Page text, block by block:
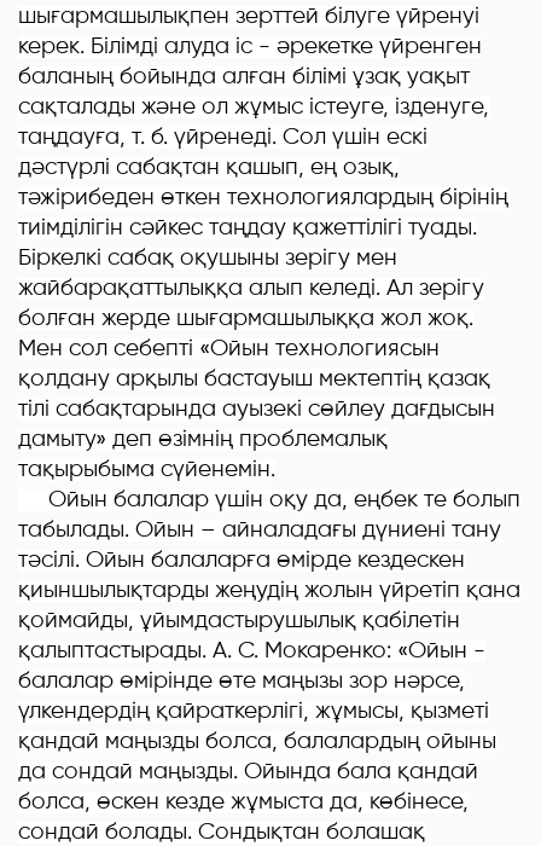
шығармашылықпен зерттей білуге үйренуі
керек. Білімді алуда іс - әрекетке үйренген
баланың бойында алған білімі ұзақ уақыт
сақталады және ол жұмыс істеуге, ізденуге,
таңдауға, т. б. үйренеді. Сол үшін ескі
дәстүрлі сабақтан қашып, ең озық,
тәжірибеден өткен технологиялардың бірінің
тиімділігін сәйкес таңдау қажеттілігі туады.
Біркелкі сабақ оқушыны зерігу мен
жайбарақаттылыққа алып келеді. Ал зерігу
болған жерде шығармашылыққа жол жоқ.
Мен сол себепті «Ойын технологиясын
қолдану арқылы бастауыш мектептің қазақ
тілі сабақтарында ауызекі сөйлеу дағдысын
дамыту» деп өзімнің проблемалық
тақырыбыма сүйенемін.
Ойын балалар үшін оқу да, еңбек те болып
табылады. Ойын – айналадағы дүниені тану
тәсілі. Ойын балаларға өмірде кездескен
қиыншылықтарды жеңудің жолын үйретіп қана
қоймайды, ұйымдастырушылық қабілетін
қалыптастырады. А. С. Мокаренко: «Ойын -
балалар өмірінде өте маңызы зор нәрсе,
үлкендердің қайраткерлігі, жұмысы, қызметі
қандай маңызды болса, балалардың ойыны
да сондай маңызды. Ойында бала қандай
болса, өскен кезде жұмыста да, көбінесе,
сондай болады. Сондықтан болашақ